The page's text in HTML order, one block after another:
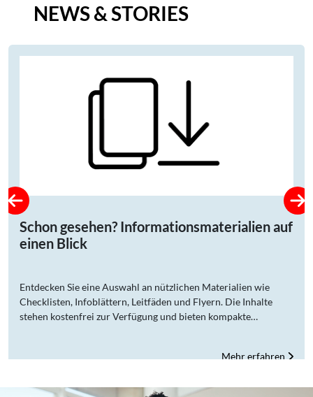
NEWS & STORIES
Schon gesehen? Informationsmaterialien auf
einen Blick
Entdecken Sie eine Auswahl an nützlichen Materialien wie
Checklisten, Infoblättern, Leitfäden und Flyern. Die Inhalte
stehen kostenfrei zur Verfügung und bieten kompakte
anklicken und herunterladen.
Mehr erfahren